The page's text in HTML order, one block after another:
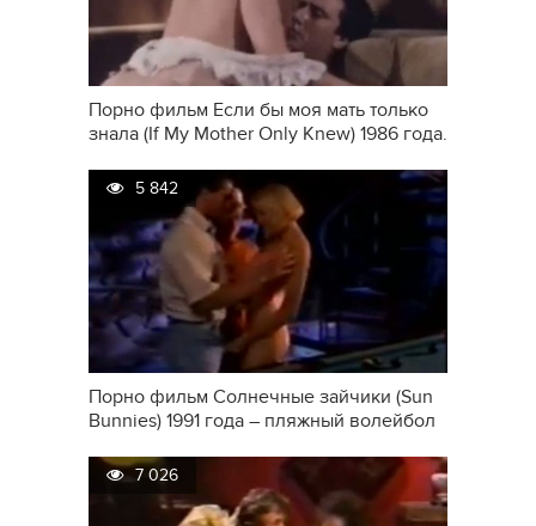
Порно фильм Если бы моя мать только
знала (If My Mother Only Knew) 1986 года.
5 842
Порно фильм Солнечные зайчики (Sun
Bunnies) 1991 года – пляжный волейбол
7 026